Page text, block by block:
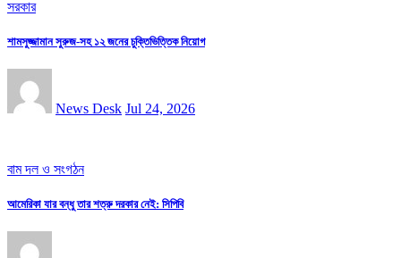
সরকার
শামসুজ্জামান সুরুজ-সহ ১২ জনের চুক্তিভিত্তিক নিয়োগ
News Desk Jul 24, 2026
বাম দল ও সংগঠন
আমেরিকা যার বন্ধু তার শত্রু দরকার নেই: সিপিবি